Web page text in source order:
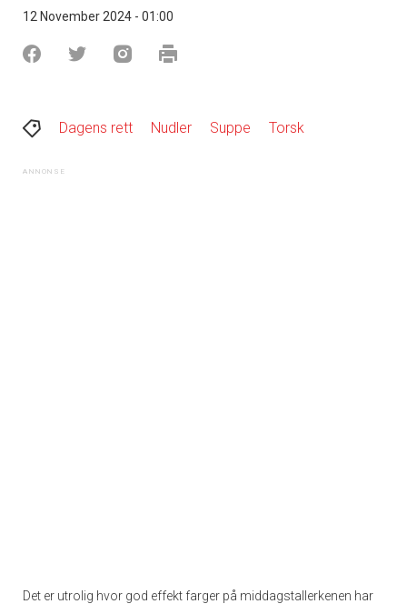
12 November 2024 - 01:00
Dagens rett Nudler Suppe Torsk
Det er utrolig hvor god effekt farger på middagstallerkenen har